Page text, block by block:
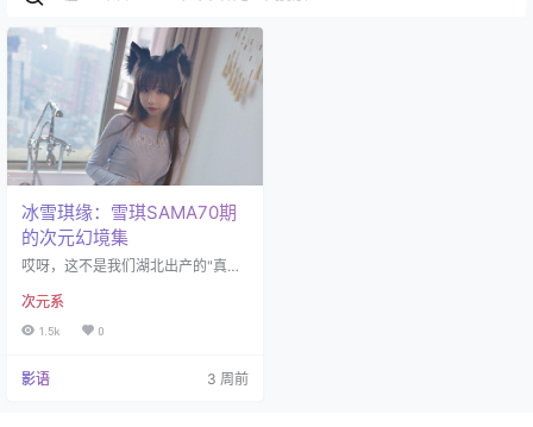
冰雪琪缘：雪琪SAMA70期
的次元幻境集
哎呀，这不是我们湖北出产的"真萝
出生的她，凭借着那张"不算出众"的
脸蛋，硬是在coser界杀出一条血
这起起落落的江湖路，怕是比她cos
次元系
1.5k 0
影语 3 周前